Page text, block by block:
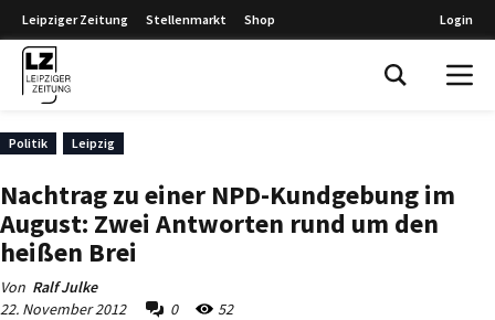
Leipziger Zeitung Stellenmarkt Shop Login
Politik Leipzig
Nachtrag zu einer NPD-Kundgebung im
August: Zwei Antworten rund um den
heißen Brei
Von Ralf Julke
22. November 2012
0 52